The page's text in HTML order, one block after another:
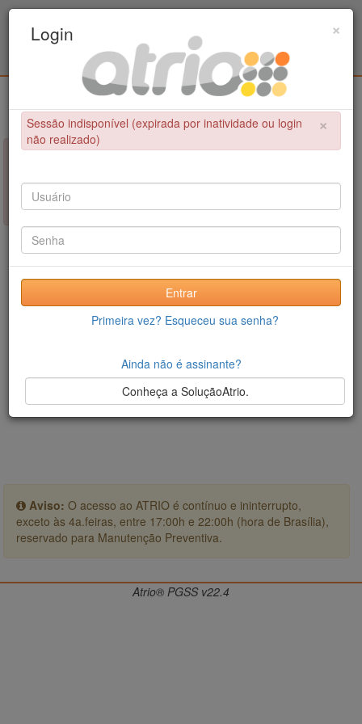
Educação Física / UPE - UFPB
×
NÃO FOI POSSÍVEL CONCLUIR A OPERAÇÃO
Sessão indisponível (expirada por inatividade ou login não
realizado)
Aviso: O acesso ao ATRIO é contínuo e ininterrupto,
exceto às 4a.feiras, entre 17:00h e 22:00h (hora de Brasília),
reservado para Manutenção Preventiva.
×
Login
×
Sessão indisponível (expirada por inatividade ou login
não realizado)
Entrar
Primeira vez? Esqueceu sua senha?
Ainda não é assinante?
Conheça a SoluçãoAtrio.
Atrio® PGSS v22.4